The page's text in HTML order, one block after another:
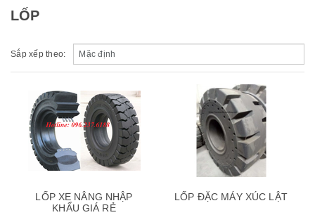
LỐP
Sắp xếp theo:
LỐP XE NÂNG NHẬP
KHẨU GIÁ RẺ
LỐP ĐẶC MÁY XÚC LẬT